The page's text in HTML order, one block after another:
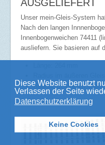
Diese Website benutzt
Verlassen der Seite
Datenschutzerklärung
Keine Cookies
AUSGELIEFERT
Unser mein-Gleis-System
Nach den langen
Innenbogenweichen 74411
ausliefern. Sie basieren auf
Radius im inneren